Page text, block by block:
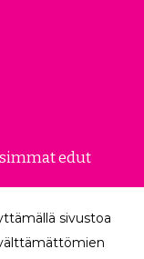
edut
sivustoa